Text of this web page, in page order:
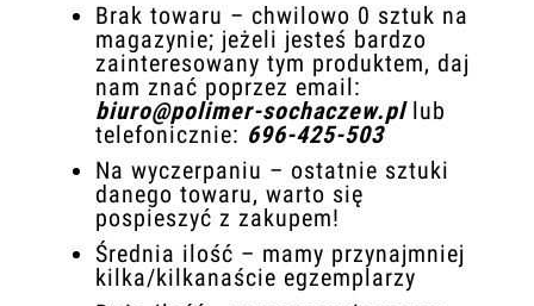
Brak towaru – chwilowo 0 sztuk na
magazynie; jeżeli jesteś bardzo
zainteresowany tym produktem, daj
nam znać poprzez email:
biuro@polimer-sochaczew.pllub
telefonicznie: 696-425-503
Na wyczerpaniu – ostatnie sztuki
danego towaru, warto się
pospieszyć z zakupem!
Średnia ilość – mamy przynajmniej
kilka/kilkanaście egzemplarzy